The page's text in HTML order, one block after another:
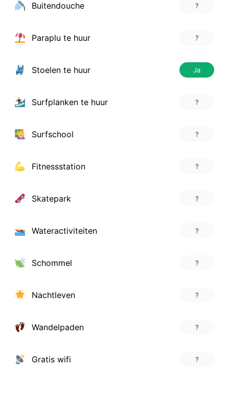
Buitendouche ?
Paraplu te huur ?
Stoelen te huur Ja
Surfplanken te huur ?
Surfschool ?
Fitnessstation ?
Skatepark ?
Wateractiviteiten ?
Schommel ?
Nachtleven ?
Wandelpaden ?
Gratis wifi ?